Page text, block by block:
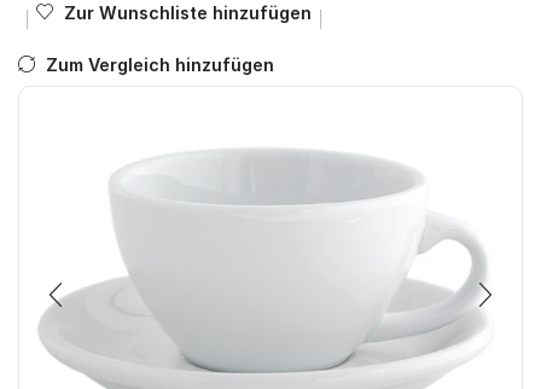
Zur Wunschliste hinzufügen
Zum Vergleich hinzufügen